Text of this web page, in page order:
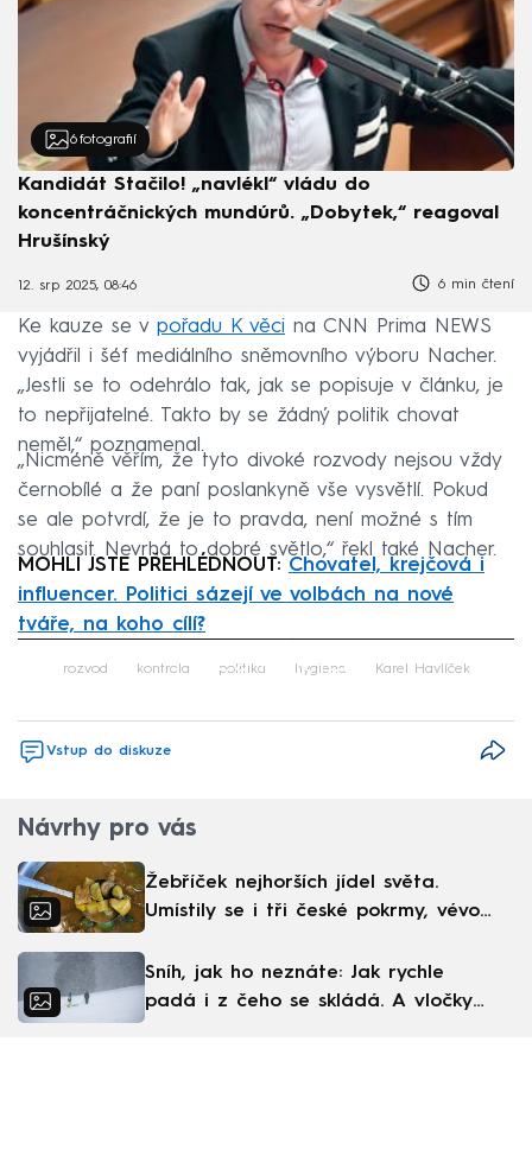
6 fotografií
Kandidát Stačilo! „navlékl“ vládu do
koncentráčnických mundúrů. „Dobytek,“ reagoval
Hrušínský
12. srp 2025, 08:46 6 min čtení
Ke kauze se v pořadu K věci na CNN Prima NEWS
vyjádřil i šéf mediálního sněmovního výboru Nacher.
„Jestli se to odehrálo tak, jak se popisuje v článku, je
to nepřijatelné. Takto by se žádný politik chovat
neměl,“ poznamenal.
„Nicméně věřím, že tyto divoké rozvody nejsou vždy
černobílé a že paní poslankyně vše vysvětlí. Pokud
se ale potvrdí, že je to pravda, není možné s tím
souhlasit. Nevrhá to dobré světlo,“ řekl také Nacher.
MOHLI JSTE PŘEHLÉDNOUT: Chovatel, krejčová i
influencer. Politici sázejí ve volbách na nové
tváře, na koho cílí?
Failed to fetch
rozvod kontrola politika hygiena Karel Havlíček
Vstup do diskuze
Návrhy pro vás
Žebříček nejhorších jídel světa.
Umístily se i tři české pokrmy, vévodí
Sníh, jak ho neznáte: Jak rychle
padá i z čeho se skládá. A vločky